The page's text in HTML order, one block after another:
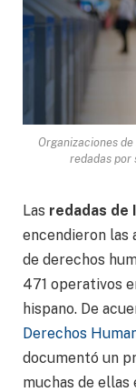
Organizaciones
redadas por
Las redadas de
encendieron las
de derechos
471 operativos
hispano. De
Derechos
documentó un
muchas de